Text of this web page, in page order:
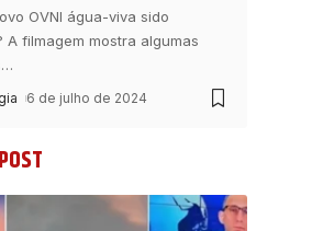
OVNI água-viva sido
A filmagem mostra algumas
…
6 de julho de 2024